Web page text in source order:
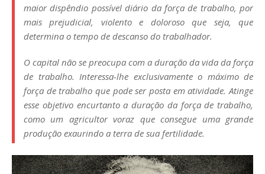
maior dispêndio possível diário da força de trabalho, por
mais prejudicial, violento e doloroso que seja, que
determina o tempo de descanso do trabalhador.
O capital não se preocupa com a duração da vida da força
de trabalho. Interessa-lhe exclusivamente o máximo de
força de trabalho que pode ser posta em atividade. Atinge
esse objetivo encurtanto a duração da força de trabalho,
como um agricultor voraz que consegue uma grande
produção exaurindo a terra de sua fertilidade.